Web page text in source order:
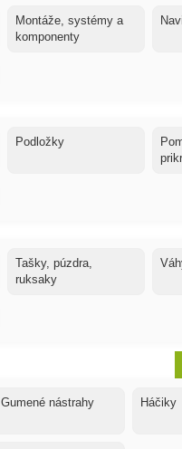
Montáže, systémy a
komponenty
Podložky
Tašky, púzdra,
ruksaky
Gumené nástrahy Háčiky